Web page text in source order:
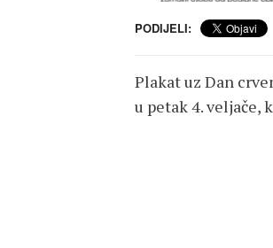
PODIJELI:
Plakat uz Dan
u petak 4. veljače,